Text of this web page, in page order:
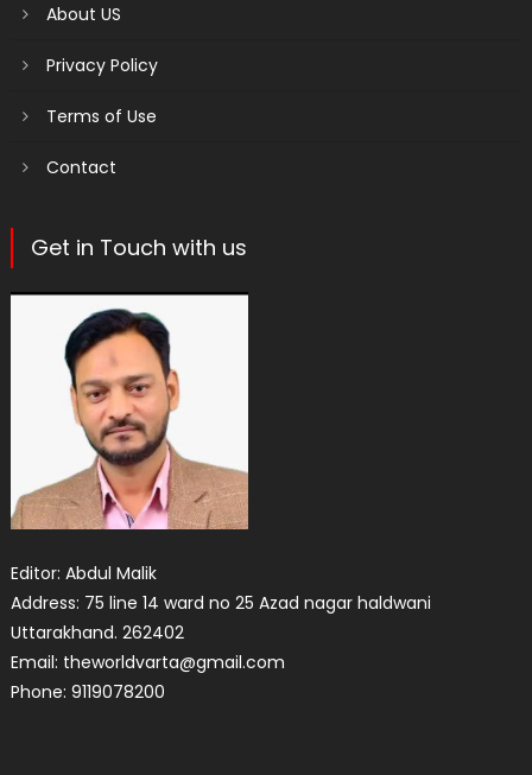
About US
Privacy Policy
Terms of Use
Contact
Get in Touch with us
Editor: Abdul Malik
Address: 75 line 14 ward no 25 Azad nagar haldwani
Uttarakhand. 262402
Email: theworldvarta@gmail.com
Phone: 9119078200